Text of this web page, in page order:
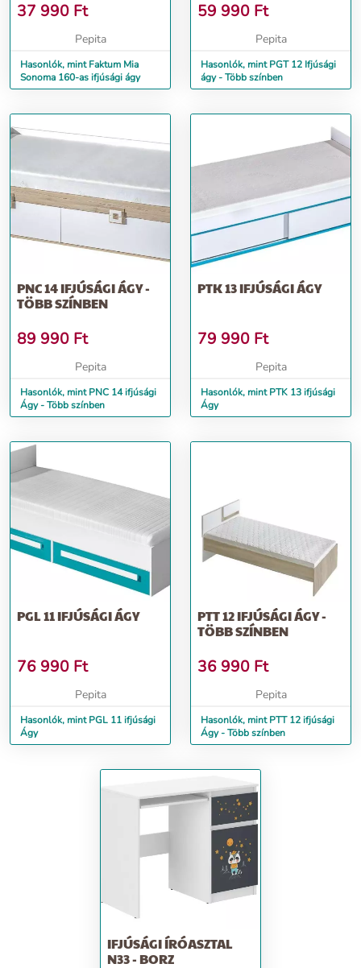
37 990 Ft
Pepita
Hasonlók, mint Faktum Mia
Sonoma 160-as ifjúsági ágy
59 990 Ft
Pepita
Hasonlók, mint PGT 12 Ifjúsági
ágy - Több színben
PNC 14 IFJÚSÁGI ÁGY -
TÖBB SZÍNBEN
89 990 Ft
Pepita
Hasonlók, mint PNC 14 ifjúsági
Ágy - Több színben
PTK 13 IFJÚSÁGI ÁGY
79 990 Ft
Pepita
Hasonlók, mint PTK 13 ifjúsági
Ágy
PGL 11 IFJÚSÁGI ÁGY
76 990 Ft
Pepita
Hasonlók, mint PGL 11 ifjúsági
Ágy
PTT 12 IFJÚSÁGI ÁGY -
TÖBB SZÍNBEN
36 990 Ft
Pepita
Hasonlók, mint PTT 12 ifjúsági
Ágy - Több színben
IFJÚSÁGI ÍRÓASZTAL
N33 - BORZ